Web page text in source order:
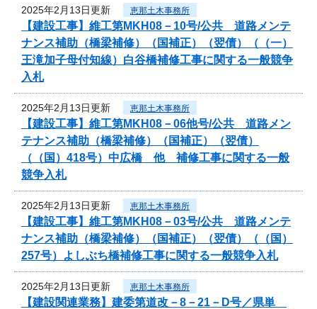
2025年2月13日更新 恵那土木事務所
【建設工事】維工第MKH08－10号/公共 道路メンテ
ナンス補助（橋梁補修）（国補正）（翌債）（（一）
王滝加子母付知線）白谷橋補修工事に関する一般競争
入札
2025年2月13日更新 恵那土木事務所
【建設工事】維工第MKH08－06他号/公共 道路メン
テナンス補助（橋梁補修）（国補正）（翌債）
（（国）418号）中広橋 他 補修工事に関する一般
競争入札
2025年2月13日更新 恵那土木事務所
【建設工事】維工第MKH08－03号/公共 道路メンテ
ナンス補助（橋梁補修）（国補正）（翌債）（（国）
257号）よしぶち橋補修工事に関する一般競争入札
2025年2月13日更新 恵那土木事務所
【建設関連業務】建委第道改－8－21－D号／県単